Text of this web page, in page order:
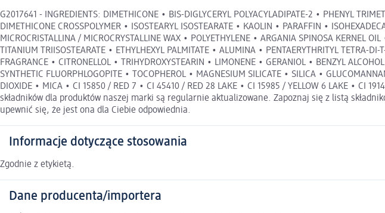
G2017641 - INGREDIENTS: DIMETHICONE • BIS-DIGLYCERYL POLYACYLADIPATE-2 • PHENYL
DIMETHICONE CROSSPOLYMER • ISOSTEARYL ISOSTEARATE • KAOLIN • PARAFFIN •
MICROCRISTALLINA / MICROCRYSTALLINE WAX • POLYETHYLENE • ARGANIA SPINOSA KERNEL
TITANIUM TRIISOSTEARATE • ETHYLHEXYL PALMITATE • ALUMINA • PENTAERYTHRITYL TETRA-
FRAGRANCE • CITRONELLOL • TRIHYDROXYSTEARIN • LIMONENE • GERANIOL • BENZYL
SYNTHETIC FLUORPHLOGOPITE • TOCOPHEROL • MAGNESIUM SILICATE • SILICA •
DIOXIDE • MICA • CI 15850 / RED 7 • CI 45410 / RED 28 LAKE • CI 15985 / YELLOW 6 LAKE • CI
składników dla produktów naszej marki są regularnie aktualizowane. Zapoznaj się z listą
upewnić się, że jest ona dla Ciebie odpowiednia.
Informacje dotyczące stosowania
Zgodnie z etykietą.
Dane producenta/importera